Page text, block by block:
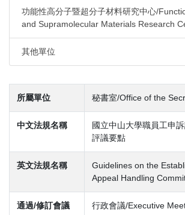
功能性高分子暨超分子材料研究中心/
and Supramolecular Materials Research
其他單位
所屬單位 秘書室/Office of the
中文法規名稱
國立中山大學職員工申
評議要點
英文法規名稱
Guidelines on the
Appeal Handling
通過/修訂會議 行政會議/Executive